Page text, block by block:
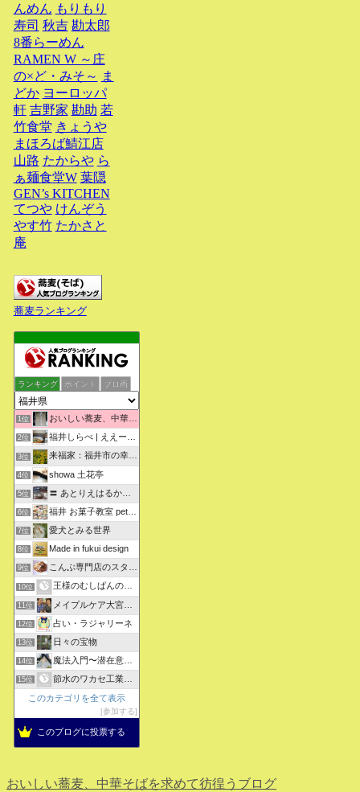
んめん もりもり
寿司 秋吉 勘太郎
8番らーめん
RAMEN W ～庄
の×ど・みそ～ ま
どか ヨーロッパ
軒 吉野家 勘助 若
竹食堂 きょうや
まほろば鯖江店
山路 たからや ら
ぁ麺食堂W 葉隠
GEN’s KITCHEN
てつや けんぞう
やす竹 たかさと
庵
蕎麦ランキング
ランキング ポイント ブロ画
1位 おいしい蕎麦、中華そばを求めて彷徨うブログ
2位 福井しらべ | ええーっ！？そうなんや！知らんかったわ。
3位 来福家：福井市の幸せリフォーム物語
4位 showa 土花亭
5位 〓 あとりえはるかの日々悠悠 〓
6位 福井 お菓子教室 petit sugarland
7位 愛犬とみる世界
8位 Made in fukui design
9位 こんぶ専門店のスタッフ日記
10位 王様のむしぱんのブログ
11位 メイプルケア大宮デイサービス
12位 占い・ラジャリーネ
13位 日々の宝物
14位 魔法入門〜潜在意識〜真を見抜く秘法〜
15位
節水のワカセ工業のブログ
このカテゴリを全て表示
参加する
このブログに投票する
おいしい蕎麦、中華そばを求めて彷徨うブログ